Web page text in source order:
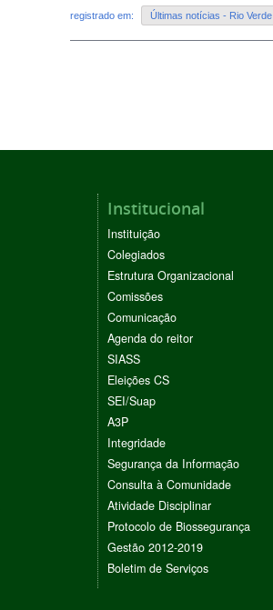
registrado em: Últimas notícias - Rio Verde
Institucional
Instituição
Colegiados
Estrutura Organizacional
Comissões
Comunicação
Agenda do reitor
SIASS
Eleições CS
SEI/Suap
A3P
Integridade
Segurança da Informação
Consulta à Comunidade
Atividade Disciplinar
Protocolo de Biossegurança
Gestão 2012-2019
Boletim de Serviços